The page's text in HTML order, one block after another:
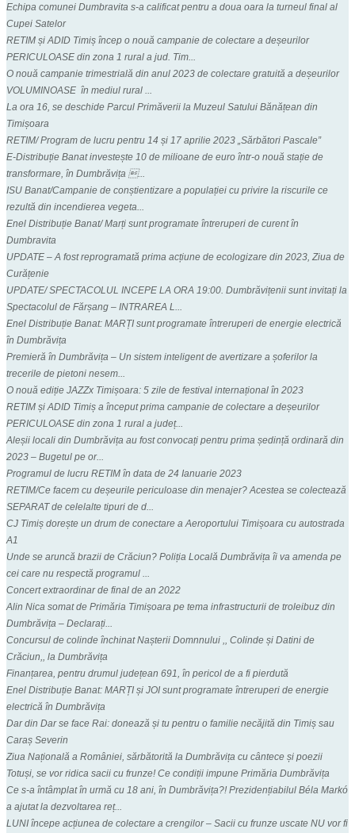
Echipa comunei Dumbravita s-a calificat pentru a doua oara la turneul final al
Cupei Satelor
RETIM și ADID Timiș încep o nouă campanie de colectare a deșeurilor
PERICULOASE din zona 1 rural a jud. Tim...
O nouă campanie trimestrială din anul 2023 de colectare gratuită a deșeurilor
VOLUMINOASE în mediul rural ...
La ora 16, se deschide Parcul Primăverii la Muzeul Satului Bănățean din
Timișoara
RETIM/ Program de lucru pentru 14 și 17 aprilie 2023 „Sărbători Pascale”
E-Distribuție Banat investește 10 de milioane de euro într-o nouă stație de
transformare, în Dumbrăvița ...
ISU Banat/Campanie de conștientizare a populației cu privire la riscurile ce
rezultă din incendierea vegeta...
Enel Distribuție Banat/ Marți sunt programate întreruperi de curent în
Dumbravita
UPDATE – A fost reprogramată prima acțiune de ecologizare din 2023, Ziua de
Curățenie
UPDATE/ SPECTACOLUL INCEPE LA ORA 19:00. Dumbrăvițenii sunt invitați la
Spectacolul de Fărșang – INTRAREA L...
Enel Distribuție Banat: MARȚI sunt programate întreruperi de energie electrică
în Dumbrăvița
Premieră în Dumbrăvița – Un sistem inteligent de avertizare a șoferilor la
trecerile de pietoni nesem...
O nouă ediție JAZZx Timișoara: 5 zile de festival internațional în 2023
RETIM și ADID Timiș a început prima campanie de colectare a deșeurilor
PERICULOASE din zona 1 rural a județ...
Aleșii locali din Dumbrăvița au fost convocați pentru prima ședință ordinară din
2023 – Bugetul pe or...
Programul de lucru RETIM în data de 24 Ianuarie 2023
RETIM/Ce facem cu deșeurile periculoase din menajer? Acestea se colectează
SEPARAT de celelalte tipuri de d...
CJ Timiș dorește un drum de conectare a Aeroportului Timișoara cu autostrada
A1
Unde se aruncă brazii de Crăciun? Poliția Locală Dumbrăvița îi va amenda pe
cei care nu respectă programul ...
Concert extraordinar de final de an 2022
Alin Nica somat de Primăria Timișoara pe tema infrastructurii de troleibuz din
Dumbrăvița – Declarați...
Concursul de colinde închinat Nașterii Domnnului ,, Colinde și Datini de
Crăciun,, la Dumbrăvița
Finanțarea, pentru drumul județean 691, în pericol de a fi pierdută
Enel Distribuție Banat: MARȚI și JOI sunt programate întreruperi de energie
electrică în Dumbrăvița
Dar din Dar se face Rai: donează și tu pentru o familie necăjită din Timiș sau
Caraș Severin
Ziua Națională a României, sărbătorită la Dumbrăvița cu cântece și poezii
Totuși, se vor ridica sacii cu frunze! Ce condiții impune Primăria Dumbrăvița
Ce s-a întâmplat în urmă cu 18 ani, în Dumbrăvița?! Prezidențiabilul Béla Markó
a ajutat la dezvoltarea reț...
LUNI începe acțiunea de colectare a crengilor – Sacii cu frunze uscate NU vor fi